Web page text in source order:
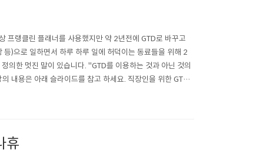
프랭클린 플래너를 사용했지만 약 2년전에 GTD로 바꾸고
)으로 일하면서 하루 하루 일에 허덕이는 동료들을 위해 2
의한 멋진 말이 있습니다. "GTD를 이용하는 것과 아닌 것의
내용은 아래 슬라이드를 참고 하세요. 직장인을 위한 GTD
휴